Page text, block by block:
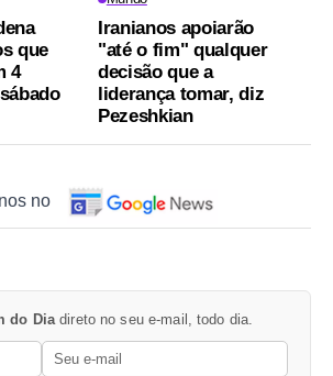
que
4
Iranianos apoiarão
"até o fim" qualquer
decisão que a
liderança tomar, diz
Pezeshkian
no
do Dia direto no seu e-mail, todo dia.